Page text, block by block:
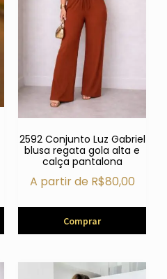
2592 Conjunto Luz Gabriel
blusa regata gola alta e
calça pantalona
A partir de R$80,00
Comprar